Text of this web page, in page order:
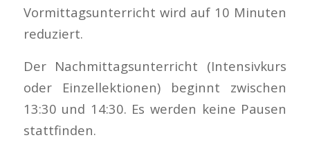
Vormittagsunterricht wird auf 10 Minuten
reduziert.
Der Nachmittagsunterricht (Intensivkurs
oder Einzellektionen) beginnt zwischen
13:30 und 14:30. Es werden keine Pausen
stattfinden.